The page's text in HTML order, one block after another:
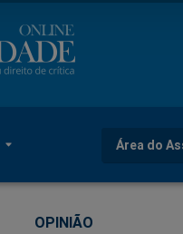
Área do
OPINIÃO